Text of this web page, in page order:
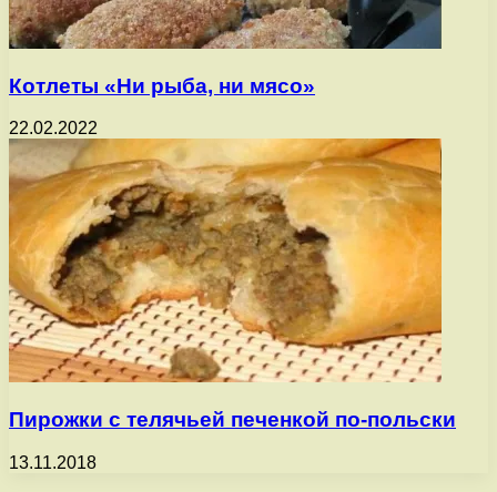
Котлеты «Ни рыба, ни мясо»
22.02.2022
Пирожки с телячьей печенкой по-польски
13.11.2018